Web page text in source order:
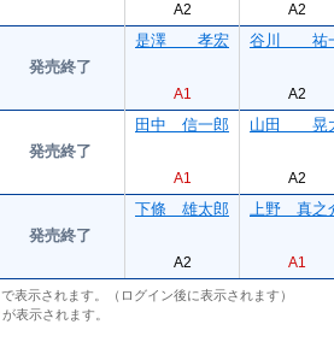
A2 A2
発売終了
是澤 孝宏
A1
谷川 祐
A2
発売終了
田中 信一郎
A1
山田 晃
A2
発売終了
下條 雄太郎
A2
上野 真之
A1
で表示されます。（ログイン後に表示されます）
が表示されます。